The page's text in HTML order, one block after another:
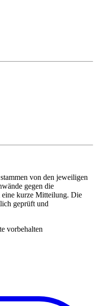
von den jeweiligen
gegen die
kurze Mitteilung. Die
geprüft und
vorbehalten